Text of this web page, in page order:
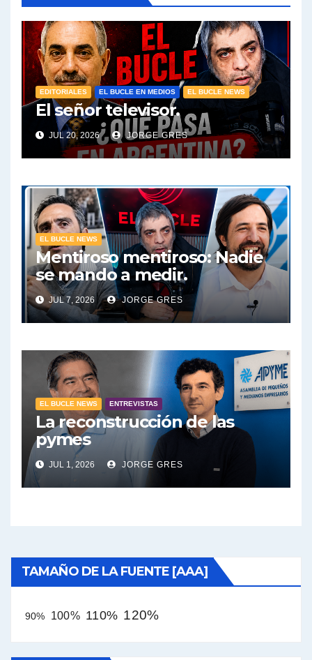
EDITORIALES EL BUCLE EN MEDIOS EL BUCLE NEWS
El señor televisor.
JUL 20, 2026 JORGE GRES
EL BUCLE NEWS
Mentiroso mentiroso: Nadie
se mando a medir.
JUL 7, 2026 JORGE GRES
EL BUCLE NEWS ENTREVISTAS
La reconstrucción de las
pymes
JUL 1, 2026 JORGE GRES
TAMAÑO DE LA FUENTE [AAA]
90% 100% 110% 120%